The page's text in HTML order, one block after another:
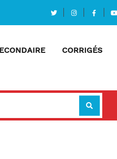
CORRIGÉS